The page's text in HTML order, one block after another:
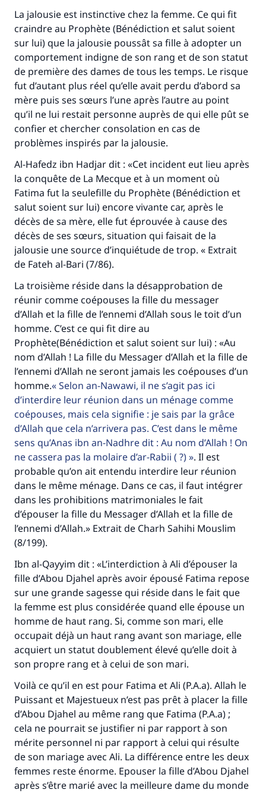
La jalousie est instinctive chez la femme. Ce qui fit
craindre au Prophète (Bénédiction et salut soient
sur lui) que la jalousie poussât sa fille à adopter un
comportement indigne de son rang et de son statut
de première des dames de tous les temps. Le risque
fut d’autant plus réel qu’elle avait perdu d’abord sa
mère puis ses sœurs l’une après l’autre au point
qu’il ne lui restait personne auprès de qui elle pût se
confier et chercher consolation en cas de
problèmes inspirés par la jalousie.
Al-Hafedz ibn Hadjar dit : «Cet incident eut lieu après
la conquête de La Mecque et à un moment où
Fatima fut la seulefille du Prophète (Bénédiction et
salut soient sur lui) encore vivante car, après le
décès de sa mère, elle fut éprouvée à cause des
décès de ses sœurs, situation qui faisait de la
jalousie une source d’inquiétude de trop. « Extrait
de Fateh al-Bari (7/86).
La troisième réside dans la désapprobation de
réunir comme coépouses la fille du messager
d’Allah et la fille de l’ennemi d’Allah sous le toit d’un
homme. C’est ce qui fit dire au
Prophète(Bénédiction et salut soient sur lui) : «Au
nom d’Allah ! La fille du Messager d’Allah et la fille de
l’ennemi d’Allah ne seront jamais les coépouses d’un
homme. Selon an-Nawawi, il ne s’agit pas ici
d’interdire leur réunion dans un ménage comme
coépouses, mais cela signifie : je sais par la grâce
d’Allah que cela n’arrivera pas. C’est dans le même
sens qu’Anas ibn an-Nadhre dit : Au nom d’Allah ! On
ne cassera pas la molaire d’ar-Rabii ( ?) . Il est
probable qu’on ait entendu interdire leur réunion
dans le même ménage. Dans ce cas, il faut intégrer
dans les prohibitions matrimoniales le fait
d’épouser la fille du Messager d’Allah et la fille de
l’ennemi d’Allah.» Extrait de Charh Sahihi Mouslim
(8/199).
Ibn al-Qayyim dit : «L’interdiction à Ali d’épouser la
fille d’Abou Djahel après avoir épousé Fatima repose
sur une grande sagesse qui réside dans le fait que
la femme est plus considérée quand elle épouse un
homme de haut rang. Si, comme son mari, elle
occupait déjà un haut rang avant son mariage, elle
acquiert un statut doublement élevé qu’elle doit à
son propre rang et à celui de son mari.
Voilà ce qu’il en est pour Fatima et Ali (P.A.a). Allah le
Puissant et Majestueux n’est pas prêt à placer la fille
d’Abou Djahel au même rang que Fatima (P.A.a) ;
cela ne pourrait se justifier ni par rapport à son
mérite personnel ni par rapport à celui qui résulte
de son mariage avec Ali. La différence entre les deux
femmes reste énorme. Epouser la fille d’Abou Djahel
après s’être marié avec la meilleure dame du monde
Le Messager d'Allah (Paix sur lui) a dit:
"Celui qui indique une bonne action obtient la
même récompense que celui qui le fait."
(MOUSLIM 1893)
Soutenez IslamQA